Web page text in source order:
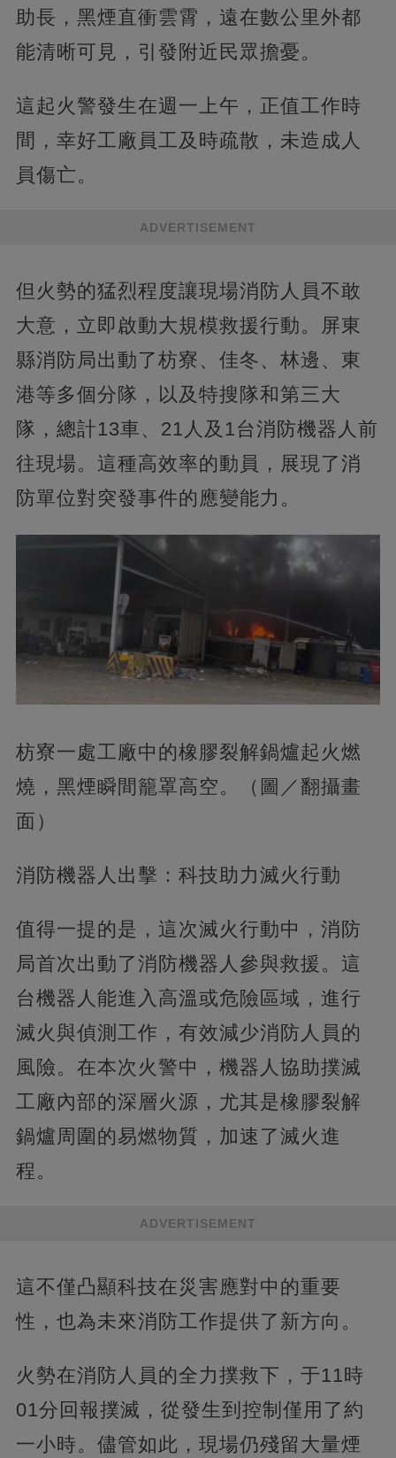
助長，黑煙直衝雲霄，遠在數公里外都
能清晰可見，引發附近民眾擔憂。
這起火警發生在週一上午，正值工作時
間，幸好工廠員工及時疏散，未造成人
員傷亡。
ADVERTISEMENT
但火勢的猛烈程度讓現場消防人員不敢
大意，立即啟動大規模救援行動。屏東
縣消防局出動了枋寮、佳冬、林邊、東
港等多個分隊，以及特搜隊和第三大
隊，總計13車、21人及1台消防機器人前
往現場。這種高效率的動員，展現了消
防單位對突發事件的應變能力。
枋寮一處工廠中的橡膠裂解鍋爐起火燃
燒，黑煙瞬間籠罩高空。（圖／翻攝畫
面）
消防機器人出擊：科技助力滅火行動
值得一提的是，這次滅火行動中，消防
局首次出動了消防機器人參與救援。這
台機器人能進入高溫或危險區域，進行
滅火與偵測工作，有效減少消防人員的
風險。在本次火警中，機器人協助撲滅
工廠內部的深層火源，尤其是橡膠裂解
鍋爐周圍的易燃物質，加速了滅火進
程。
ADVERTISEMENT
這不僅凸顯科技在災害應對中的重要
性，也為未來消防工作提供了新方向。
火勢在消防人員的全力撲救下，于11時
01分回報撲滅，從發生到控制僅用了約
一小時。儘管如此，現場仍殘留大量煙